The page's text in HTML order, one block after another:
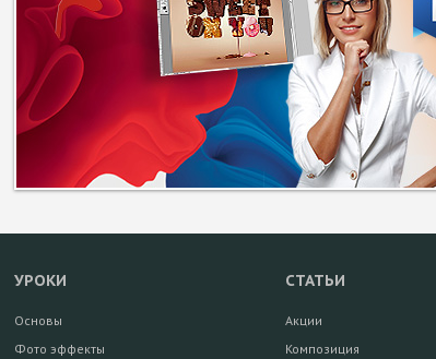
УРОКИ
Основы
Фото эффекты
СТАТЬИ
Акции
Композиция